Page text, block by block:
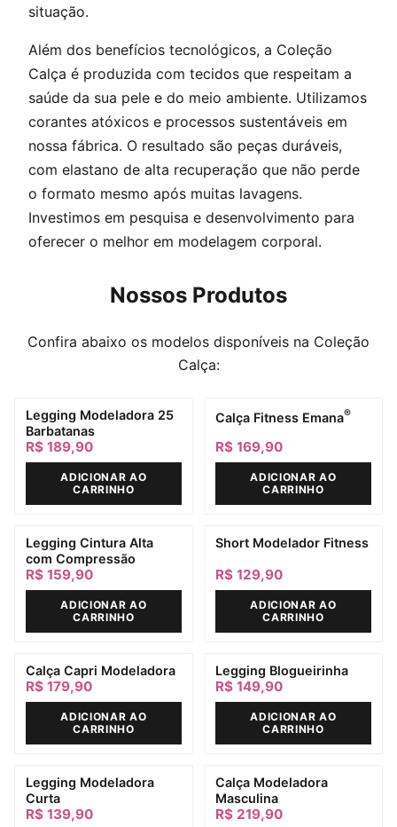
situação.
Além dos benefícios tecnológicos, a Coleção
Calça é produzida com tecidos que respeitam a
saúde da sua pele e do meio ambiente. Utilizamos
corantes atóxicos e processos sustentáveis em
nossa fábrica. O resultado são peças duráveis,
com elastano de alta recuperação que não perde
o formato mesmo após muitas lavagens.
Investimos em pesquisa e desenvolvimento para
oferecer o melhor em modelagem corporal.
Nossos Produtos
Confira abaixo os modelos disponíveis na Coleção
Calça:
Legging Modeladora 25
Barbatanas
R$ 189,90
ADICIONAR AO
CARRINHO
Calça Fitness Emana®
R$ 169,90
ADICIONAR AO
CARRINHO
Legging Cintura Alta
com Compressão
R$ 159,90
ADICIONAR AO
CARRINHO
Short Modelador Fitness
R$ 129,90
ADICIONAR AO
CARRINHO
Calça Capri Modeladora
R$ 179,90
ADICIONAR AO
CARRINHO
Legging Blogueirinha
R$ 149,90
ADICIONAR AO
CARRINHO
Legging Modeladora
Curta
R$ 139,90
Calça Modeladora
Masculina
R$ 219,90